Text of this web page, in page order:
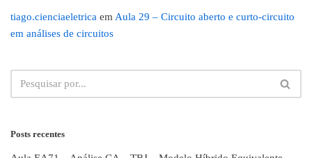
tiago.cienciaeletrica emAula 29 – Circuito aberto e curto-circuito
em análises de circuitos
Posts recentes